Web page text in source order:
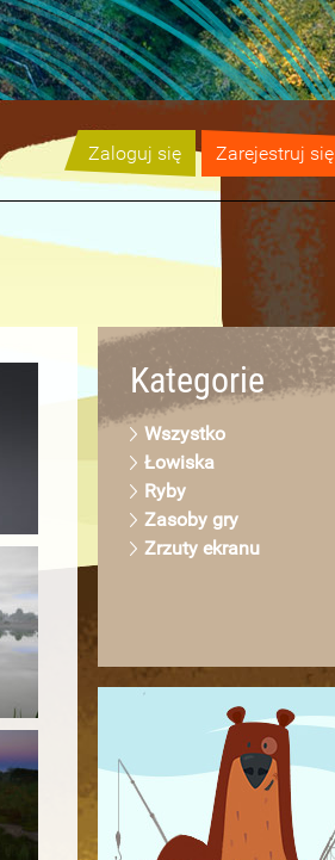
Zaloguj się Zarejestruj się
Kategorie
Wszystko
Łowiska
Ryby
Zasoby gry
Zrzuty ekranu